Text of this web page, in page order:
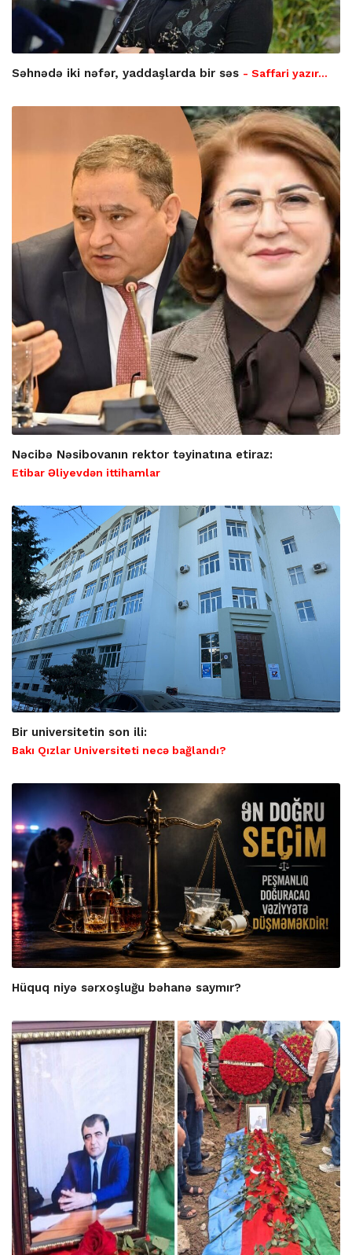
Səhnədə iki nəfər, yaddaşlarda bir səs - Saffari yazır…
Nəcibə Nəsibovanın rektor təyinatına etiraz:
Etibar Əliyevdən ittihamlar
Bir universitetin son ili:
Bakı Qızlar Universiteti necə bağlandı?
Hüquq niyə sərxoşluğu bəhanə saymır?